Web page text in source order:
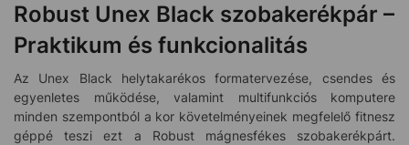
Robust Unex Black szobakerékpár –
Praktikum és funkcionalitás
Az Unex Black helytakarékos formatervezése, csendes és
egyenletes működése, valamint multifunkciós komputere
minden szempontból a kor követelményeinek megfelelő fitnesz
géppé teszi ezt a Robust mágnesfékes szobakerékpárt.